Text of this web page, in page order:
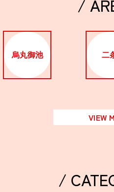
/
烏丸御池 二
VIEW
/